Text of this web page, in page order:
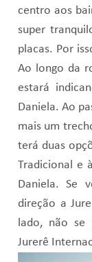
centro aos
super
placas. Por
Ao longo da
estará
Daniela. Ao
mais um
terá duas
Tradicional e
Daniela. Se
direção a
lado, não se
Jurerê